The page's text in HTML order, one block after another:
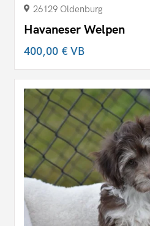
26129 Oldenburg
Havaneser Welpen
400,00 €VB